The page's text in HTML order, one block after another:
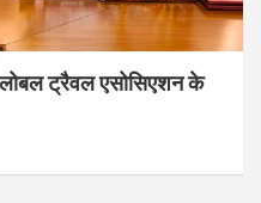
ट्रैवल एसोसिएशन के